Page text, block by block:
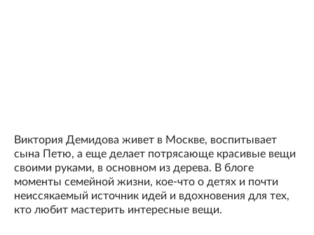
Виктория Демидова живет в Москве, воспитывает
сына Петю, а еще делает потрясающе красивые вещи
своими руками, в основном из дерева. В блоге
моменты семейной жизни, кое-что о детях и почти
неиссякаемый источник идей и вдохновения для тех,
кто любит мастерить интересные вещи.